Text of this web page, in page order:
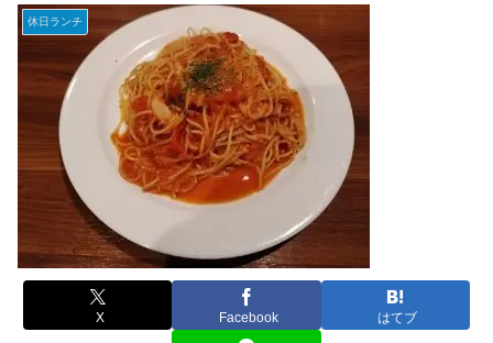
休日ランチ
X Facebook はてブ